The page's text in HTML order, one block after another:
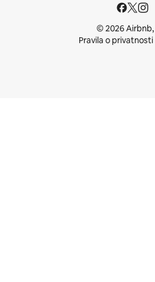
© 2026 Airbnb,
Pravila o privatnosti